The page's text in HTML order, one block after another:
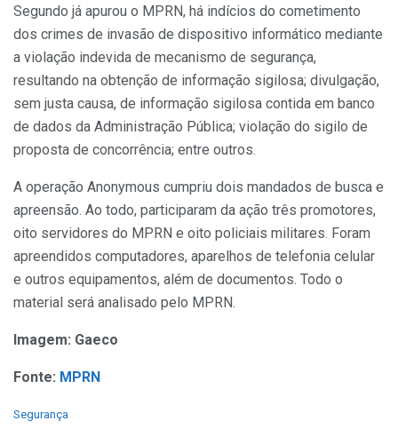
Segundo já apurou o MPRN, há indícios do cometimento
dos crimes de invasão de dispositivo informático mediante
a violação indevida de mecanismo de segurança,
resultando na obtenção de informação sigilosa; divulgação,
sem justa causa, de informação sigilosa contida em banco
de dados da Administração Pública; violação do sigilo de
proposta de concorrência; entre outros.
A operação Anonymous cumpriu dois mandados de busca e
apreensão. Ao todo, participaram da ação três promotores,
oito servidores do MPRN e oito policiais militares. Foram
apreendidos computadores, aparelhos de telefonia celular
e outros equipamentos, além de documentos. Todo o
material será analisado pelo MPRN.
Imagem: Gaeco
Fonte: MPRN
C
Segurança